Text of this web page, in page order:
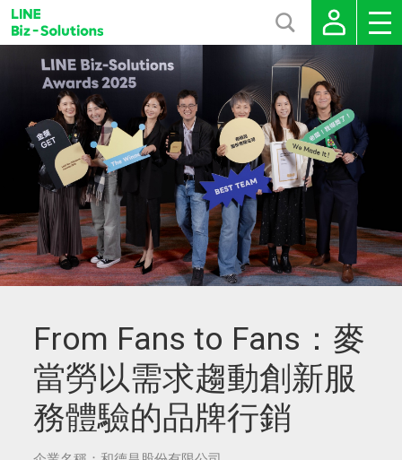
From Fans to Fans：麥
當勞以需求趨動創新服
務體驗的品牌行銷